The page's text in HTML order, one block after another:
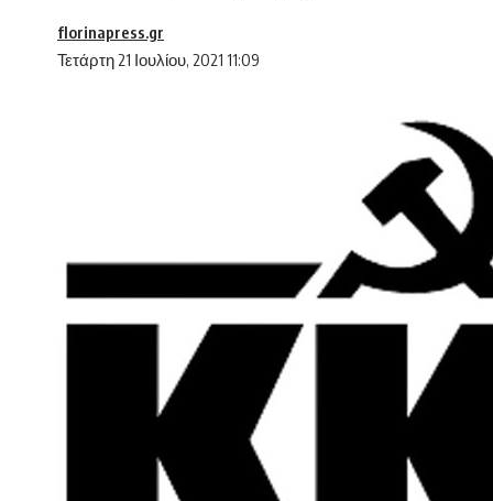
Τετάρτη 21 Ιουλίου, 2021 11:09
florinapress.gr